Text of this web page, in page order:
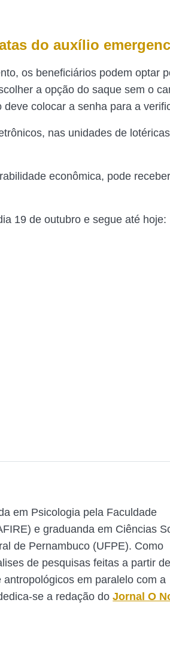
do auxílio
os beneficiários podem optar
a opção do saque sem o
colocar a senha para a
nas unidades de
econômica, pode
19 de outubro e segue até hoje:
em Psicologia pela Faculdade
e graduanda em Ciências
de Pernambuco (UFPE). Como
de pesquisas feitas a partir
em paralelo com a
se a redação do Jornal O